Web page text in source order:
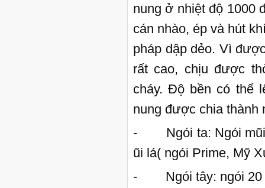
nung ở nhiệt độ 1000
cán nhào, ép và hút
pháp dập dẻo. Vì
rất cao, chịu được
cháy. Độ bền có thể
nung được chia thành
- Ngói ta: Ngói mũi
ũi lá( ngói Prime, Mỹ
- Ngói tây: ngói 20